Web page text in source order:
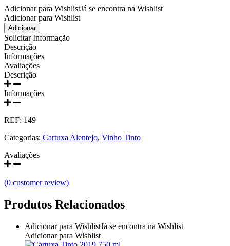
Quanta Terra Douro
Quinta do Crasto
Adicionar para WishlistJá se encontra na Wishlist
Adicionar para Wishlist
Quantidade
de
Foral
de
Evora
Tinto
750ml
Adicionar
Solicitar Informação
Descrição
Informações
Avaliações
Descrição
Informações
REF: 149
Categorias: Cartuxa Alentejo, Vinho Tinto
Avaliações
(0 customer review)
Produtos Relacionados
Adicionar para WishlistJá se encontra na Wishlist
Adicionar para Wishlist